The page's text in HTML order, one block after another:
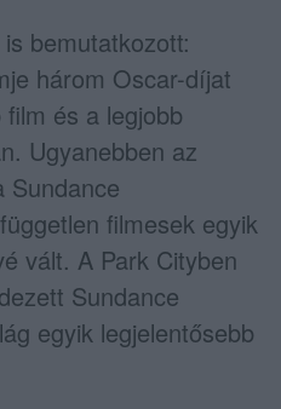
bemutatkozott:
három Oscar-díjat
és a legjobb
Ugyanebben az
Sundance
filmesek egyik
vált. A Park Cityben
Sundance
egyik legjelentősebb